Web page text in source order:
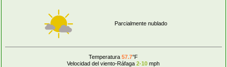
Parcialmente nublado
Temperatura57.7°F
Velocidad del viento-Ráfaga 2-10 mph